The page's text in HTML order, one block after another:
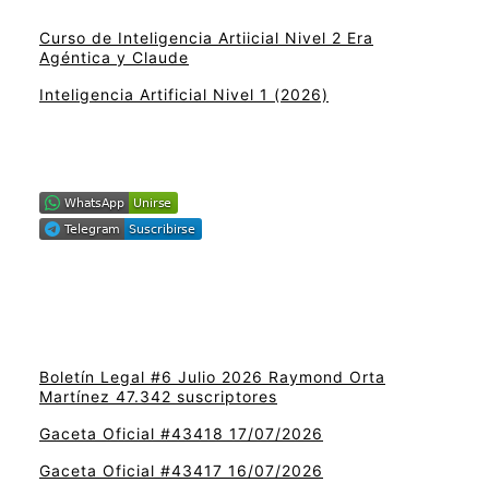
Curso de Inteligencia Artiicial Nivel 2 Era
Agéntica y Claude
Inteligencia Artificial Nivel 1 (2026)
Boletín Legal #6 Julio 2026 Raymond Orta
Martínez 47.342 suscriptores
Gaceta Oficial #43418 17/07/2026
Gaceta Oficial #43417 16/07/2026